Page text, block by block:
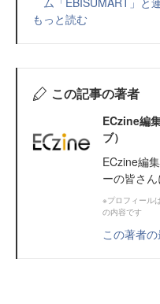
もっと読む
この記事の著者
ECzine編
ブ）
ECzine編
ーの皆さん
※プロフィール
の内容です
この著者